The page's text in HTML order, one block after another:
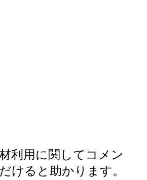
利用に関してコメン
けると助かります。